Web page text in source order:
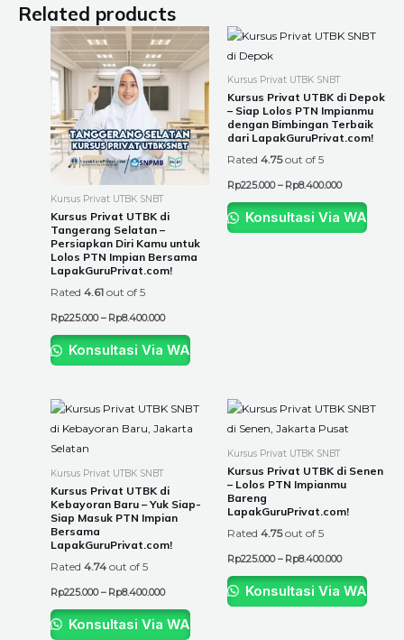
Related products
Kursus Privat UTBK SNBT
Kursus Privat UTBK di
Tangerang Selatan –
Persiapkan Diri Kamu untuk
Lolos PTN Impian Bersama
LapakGuruPrivat.com!
Rated 4.61 out of 5
Rp225.000 – Rp8.400.000
Price
range:
Rp225.000
through
Rp8.400.000
This
product
has
variants.
The
options
may
chosen
on
the
product
Konsultasi Via WA
Kursus Privat UTBK SNBT
Kursus Privat UTBK di Depok
– Siap Lolos PTN Impianmu
dengan Bimbingan Terbaik
dari LapakGuruPrivat.com!
Rated 4.75out of 5
Rp225.000 – Rp8.400.000
Price
range:
This
multiple
variants.
The
chosen
on
Konsultasi Via WA
Kursus Privat UTBK SNBT
Kursus Privat UTBK di
Kebayoran Baru – Yuk Siap-
Siap Masuk PTN Impian
Bersama
LapakGuruPrivat.com!
Rated 4.74 out of 5
Rp225.000 – Rp8.400.000
Price
Rp225.000
This
product
variants.
The
may
chosen
on
the
Konsultasi Via WA
Kursus Privat UTBK SNBT
Kursus Privat UTBK di Senen
– Lolos PTN Impianmu
Bareng
LapakGuruPrivat.com!
Rated 4.75out of 5
Rp225.000 – Rp8.400.000
Price
Rp225.000
This
product
multiple
variants.
The
chosen
on
Konsultasi Via WA